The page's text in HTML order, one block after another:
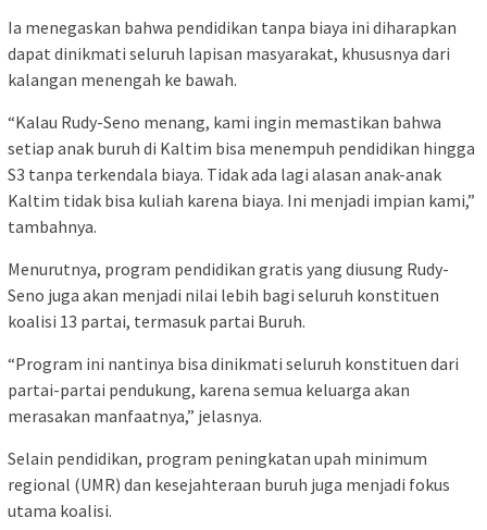
Ia menegaskan bahwa pendidikan tanpa biaya ini diharapkan
dapat dinikmati seluruh lapisan masyarakat, khususnya dari
kalangan menengah ke bawah.
“Kalau Rudy-Seno menang, kami ingin memastikan bahwa
setiap anak buruh di Kaltim bisa menempuh pendidikan hingga
S3 tanpa terkendala biaya. Tidak ada lagi alasan anak-anak
Kaltim tidak bisa kuliah karena biaya. Ini menjadi impian kami,”
tambahnya.
Menurutnya, program pendidikan gratis yang diusung Rudy-
Seno juga akan menjadi nilai lebih bagi seluruh konstituen
koalisi 13 partai, termasuk partai Buruh.
“Program ini nantinya bisa dinikmati seluruh konstituen dari
partai-partai pendukung, karena semua keluarga akan
merasakan manfaatnya,” jelasnya.
Selain pendidikan, program peningkatan upah minimum
regional (UMR) dan kesejahteraan buruh juga menjadi fokus
utama koalisi.